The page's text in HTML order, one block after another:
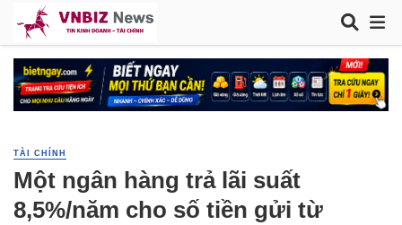
TÀI CHÍNH
Một ngân hàng trả lãi suất
8,5%/năm cho số tiền gửi từ